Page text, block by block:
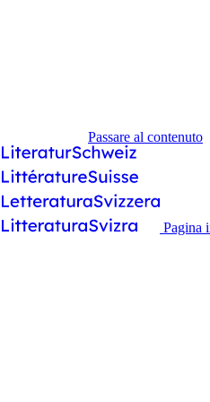
Passare al contenuto
Pagina